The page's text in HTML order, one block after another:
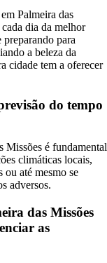
Palmeira das
dia da melhor
para
a beleza da
cidade tem a oferecer
do tempo
Missões é fundamental
climáticas locais,
ou até mesmo se
adversos.
das Missões
as